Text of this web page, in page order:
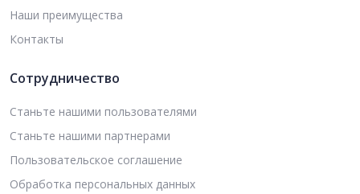
Наши преимущества
Контакты
Сотрудничество
Станьте нашими пользователями
Станьте нашими партнерами
Пользовательское соглашение
Обработка персональных данных